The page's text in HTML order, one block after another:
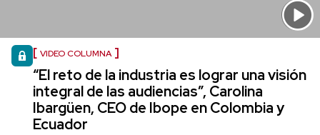
VIDEO COLUMNA
“El reto de la industria es lograr una visión
integral de las audiencias”, Carolina
Ibargüen, CEO de Ibope en Colombia y
Ecuador